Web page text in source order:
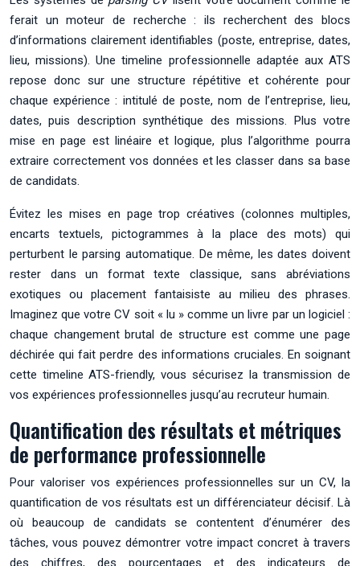
ferait un moteur de recherche : ils recherchent des blocs
d’informations clairement identifiables (poste, entreprise, dates,
lieu, missions). Une timeline professionnelle adaptée aux ATS
repose donc sur une structure répétitive et cohérente pour
chaque expérience : intitulé de poste, nom de l’entreprise, lieu,
dates, puis description synthétique des missions. Plus votre
mise en page est linéaire et logique, plus l’algorithme pourra
extraire correctement vos données et les classer dans sa base
de candidats.
Évitez les mises en page trop créatives (colonnes multiples,
encarts textuels, pictogrammes à la place des mots) qui
perturbent le parsing automatique. De même, les dates doivent
rester dans un format texte classique, sans abréviations
exotiques ou placement fantaisiste au milieu des phrases.
Imaginez que votre CV soit « lu » comme un livre par un logiciel :
chaque changement brutal de structure est comme une page
déchirée qui fait perdre des informations cruciales. En soignant
cette timeline ATS-friendly, vous sécurisez la transmission de
vos expériences professionnelles jusqu’au recruteur humain.
Quantification des résultats et métriques
de performance professionnelle
Pour valoriser vos expériences professionnelles sur un CV, la
quantification de vos résultats est un différenciateur décisif. Là
où beaucoup de candidats se contentent d’énumérer des
tâches, vous pouvez démontrer votre impact concret à travers
des chiffres, des pourcentages et des indicateurs de